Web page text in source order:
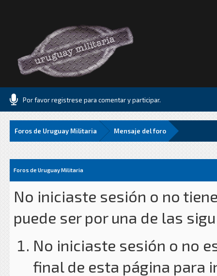
Por favor registrese para comentar y participar.
Foros de Uruguay Militaria Mensaje del foro
Foros de Uruguay Militaria
No iniciaste sesión o no
puede ser por una de las
No iniciaste sesión o no
final de esta página para